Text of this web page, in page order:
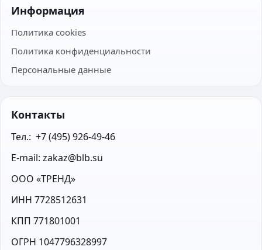
Информация
Политика cookies
Политика конфиденциальности
Персональные данные
Контакты
Тел.:  +7 (495) 926-49-46
E-mail: zakaz@blb.su
ООО «ТРЕНД»
ИНН 7728512631
КПП 771801001
ОГРН 1047796328997